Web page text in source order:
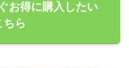
お得に購入したい
ちら